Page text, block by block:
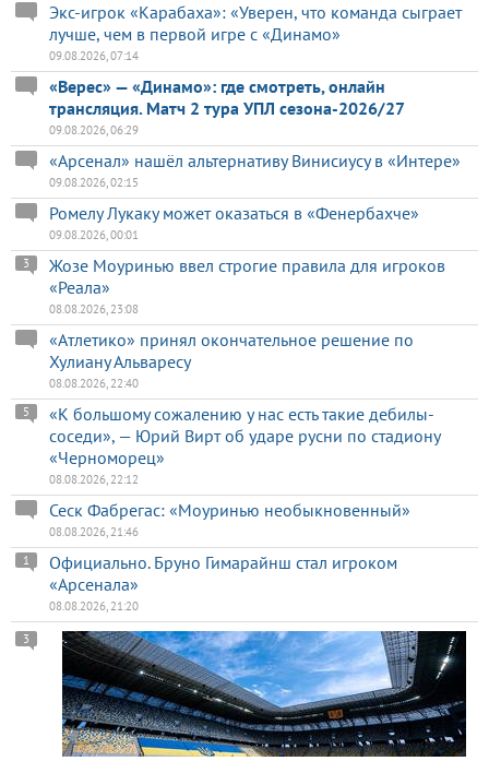
Экс-игрок «Карабаха»: «Уверен, что команда сыграет
лучше, чем в первой игре с «Динамо»
09.08.2026, 07:14
«Верес» — «Динамо»: где смотреть, онлайн
трансляция. Матч 2 тура УПЛ сезона-2026/27
09.08.2026, 06:29
«Арсенал» нашёл альтернативу Винисиусу в «Интере»
09.08.2026, 02:15
Ромелу Лукаку может оказаться в «Фенербахче»
09.08.2026, 00:01
Жозе Моуринью ввел строгие правила для игроков
«Реала»
3
08.08.2026, 23:08
«Атлетико» принял окончательное решение по
Хулиану Альваресу
08.08.2026, 22:40
«К большому сожалению у нас есть такие дебилы-
соседи», — Юрий Вирт об ударе русни по стадиону
«Черноморец»
5
08.08.2026, 22:12
Сеск Фабрегас: «Моуринью необыкновенный»
08.08.2026, 21:46
Официально. Бруно Гимарайнш стал игроком
«Арсенала»
1
08.08.2026, 21:20
3